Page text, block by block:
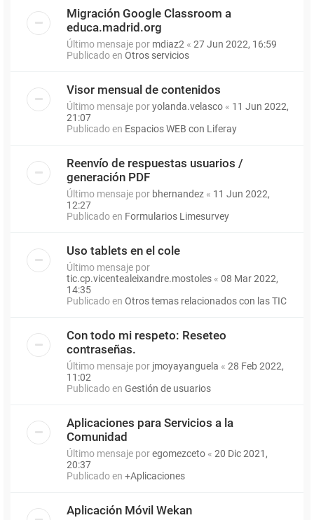
Migración Google Classroom a
educa.madrid.org
Último mensaje por mdiaz2 « 27 Jun 2022, 16:59
Publicado en Otros servicios
Visor mensual de contenidos
Último mensaje poryolanda.velasco « 11 Jun 2022,
21:07
Publicado en Espacios WEB con Liferay
Reenvío de respuestas usuarios /
generación PDF
Último mensaje por bhernandez « 11 Jun 2022,
12:27
Publicado en Formularios Limesurvey
Uso tablets en el cole
Último mensaje por
tic.cp.vicentealeixandre.mostoles « 08 Mar 2022,
14:35
Publicado en Otros temas relacionados con las TIC
Con todo mi respeto: Reseteo
contraseñas.
Último mensaje por jmoyayanguela « 28 Feb 2022,
11:02
Publicado en Gestión de usuarios
Aplicaciones para Servicios a la
Comunidad
Último mensaje poregomezceto « 20 Dic 2021,
20:37
Publicado en +Aplicaciones
Aplicación Móvil Wekan